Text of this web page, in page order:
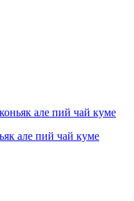
але пий чай куме